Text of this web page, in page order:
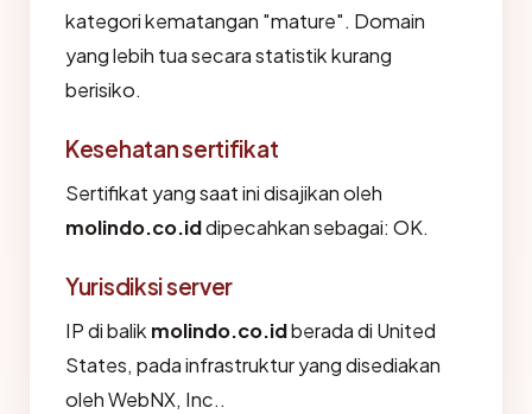
kategori kematangan "mature". Domain
yang lebih tua secara statistik kurang
berisiko.
Kesehatan sertifikat
Sertifikat yang saat ini disajikan oleh
molindo.co.iddipecahkan sebagai: OK.
Yurisdiksi server
IP di balik molindo.co.idberada di United
States, pada infrastruktur yang disediakan
oleh WebNX, Inc..